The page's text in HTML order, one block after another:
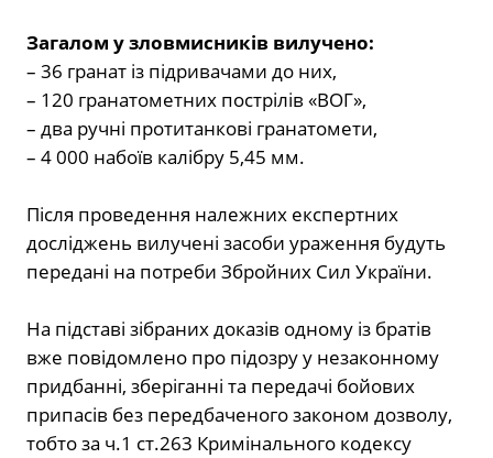
Загалом у зловмисників вилучено:
– 36 гранат із підривачами до них,
– 120 гранатометних пострілів «ВОГ»,
– два ручні протитанкові гранатомети,
– 4 000 набоїв калібру 5,45 мм.
Після проведення належних експертних
досліджень вилучені засоби ураження будуть
передані на потреби Збройних Сил України.
На підставі зібраних доказів одному із братів
вже повідомлено про підозру у незаконному
придбанні, зберіганні та передачі бойових
припасів без передбаченого законом дозволу,
тобто за ч.1 ст.263 Кримінального кодексу